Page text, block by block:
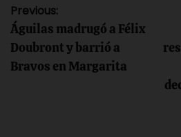
Navegación
de
entradas
Previous:
Águilas madrugó a Félix
Doubront y barrió a
Bravos en Margarita